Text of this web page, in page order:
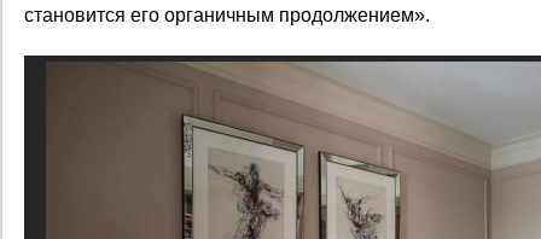
становится его органичным продолжением».